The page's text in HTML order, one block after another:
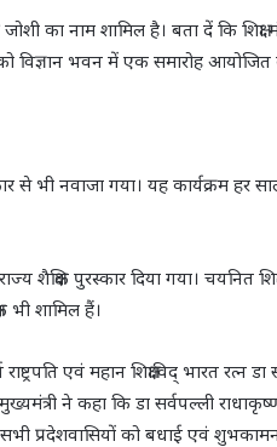
का नाम शामिल है। बता दें कि
विज्ञान भवन में एक समारोह आयोजित
से भी नवाजा गया। यह कार्यक्रम हर
शैक्षिक पुरस्कार दिया गया। चयनित
भी शामिल हैं।
एवं महान शिक्षाविद् भारत रत्न डा
ने कहा कि डा सर्वपल्ली राधाकृष्णन
प्रदेशवासियों को बधाई एवं